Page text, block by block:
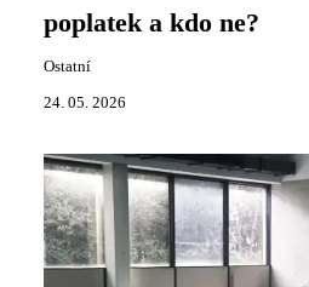
poplatek a kdo ne?
Ostatní
24. 05. 2026